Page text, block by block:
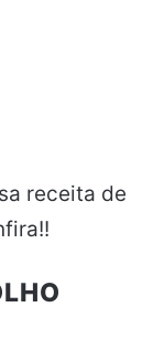
receita de